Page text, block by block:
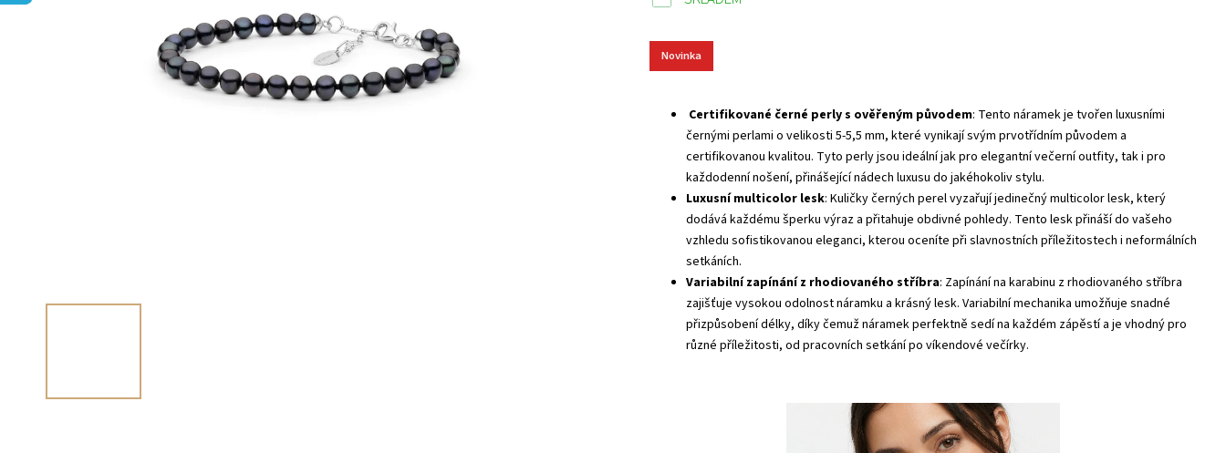
Novinka
Certifikované černé perly s ověřeným původem: Tento náramek je tvořen luxusními
černými perlami o velikosti 5-5,5 mm, které vynikají svým prvotřídním původem a
certifikovanou kvalitou. Tyto perly jsou ideální jak pro elegantní večerní outfity, tak i pro
každodenní nošení, přinášející nádech luxusu do jakéhokoliv stylu.
Luxusní multicolor lesk: Kuličky černých perel vyzařují jedinečný multicolor lesk, který
dodává každému šperku výraz a přitahuje obdivné pohledy. Tento lesk přináší do vašeho
vzhledu sofistikovanou eleganci, kterou oceníte při slavnostních příležitostech i neformálních
setkáních.
Variabilní zapínání z rhodiovaného stříbra: Zapínání na karabinu z rhodiovaného stříbra
zajišťuje vysokou odolnost náramku a krásný lesk. Variabilní mechanika umožňuje snadné
přizpůsobení délky, díky čemuž náramek perfektně sedí na každém zápěstí a je vhodný pro
různé příležitosti, od pracovních setkání po víkendové večírky.